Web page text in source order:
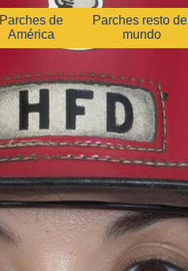
Parches de
América
Parches resto del
mundo